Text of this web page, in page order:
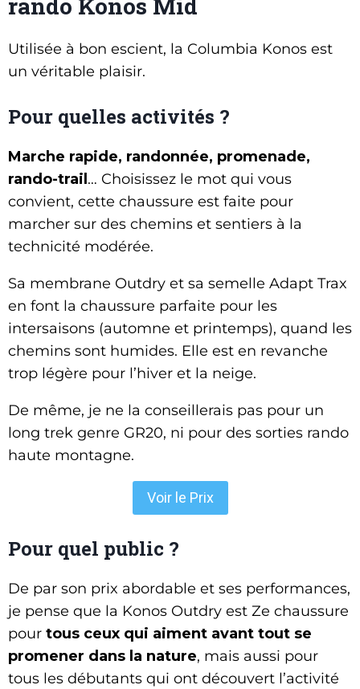
Utilisée à bon escient, la Columbia Konos est
un véritable plaisir.
Pour quelles activités ?
Marche rapide, randonnée, promenade,
rando-trail … Choisissez le mot qui vous
convient, cette chaussure est faite pour
marcher sur des chemins et sentiers à la
technicité modérée.
Sa membrane Outdry et sa semelle Adapt Trax
en font la chaussure parfaite pour les
intersaisons (automne et printemps), quand les
chemins sont humides. Elle est en revanche
trop légère pour l’hiver et la neige.
De même, je ne la conseillerais pas pour un
long trek genre GR20, ni pour des sorties rando
haute montagne.
Voir le Prix
Pour quel public ?
De par son prix abordable et ses performances,
je pense que la Konos Outdry est Ze chaussure
pour tous ceux qui aiment avant tout se
promener dans la nature, mais aussi pour
tous les débutants qui ont découvert l’activité